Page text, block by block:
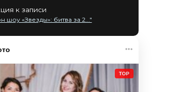
к записи
шоу «Звезды»: битва за 2..."
TOP